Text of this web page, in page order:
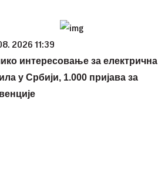
2026 11:39
интересовање за електрична
у Србији, 1.000 пријава за